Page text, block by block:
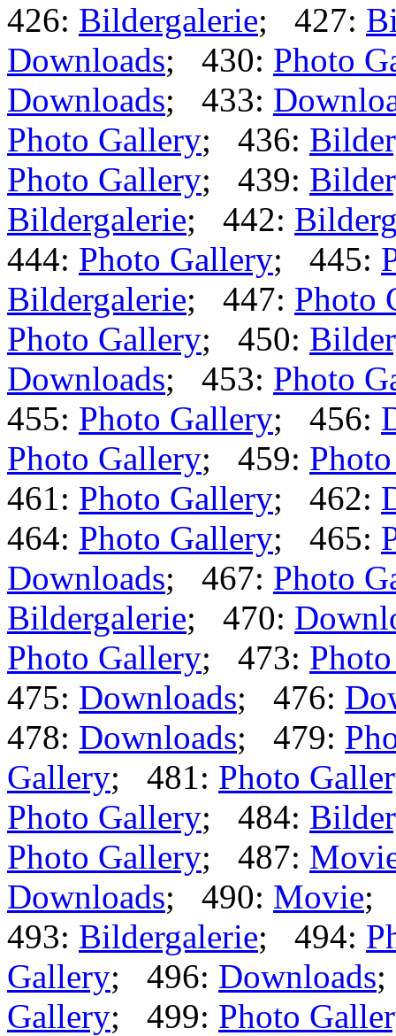
426: Bildergalerie; 427:
Downloads; 430: Photo
Downloads; 433:
Photo Gallery; 436:
Photo Gallery; 439:
Bildergalerie; 442:
444: Photo Gallery; 445:
Bildergalerie; 447: Photo
Photo Gallery; 450:
Downloads; 453: Photo
455: Photo Gallery; 456:
Photo Gallery; 459:
461: Photo Gallery; 462:
464: Photo Gallery; 465:
Downloads; 467: Photo
Bildergalerie; 470:
Photo Gallery; 473:
475: Downloads; 476:
478: Downloads; 479:
Gallery; 481: Photo
Photo Gallery; 484:
Photo Gallery; 487:
Downloads; 490: Movie;
493: Bildergalerie; 494:
Gallery; 496: Downloads
Gallery; 499: Photo